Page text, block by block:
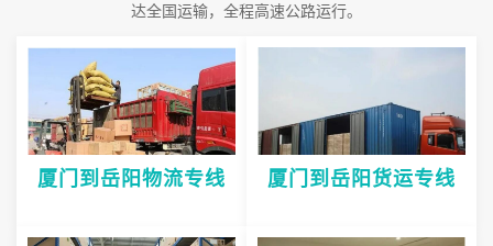
达全国运输，全程高速公路运行。
厦门到岳阳物流专线 厦门到岳阳货运专线